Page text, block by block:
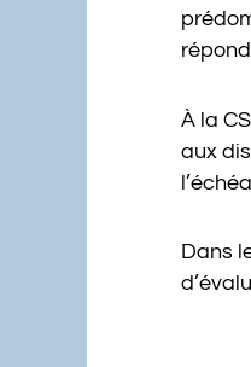
À la
aux
Dans